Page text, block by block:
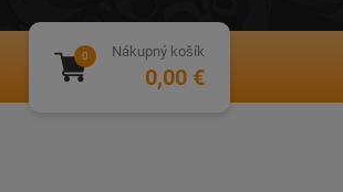
Nákupný košík
0,00 €